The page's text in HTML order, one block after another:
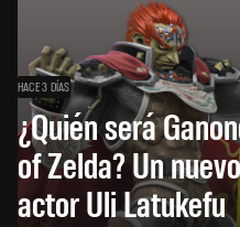
HACE 3 DÍAS
¿Quién será
of Zelda? Un
actor Uli Latukefu